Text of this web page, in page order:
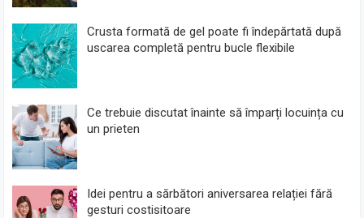
Crusta formată de gel poate fi îndepărtată după
uscarea completă pentru bucle flexibile
Ce trebuie discutat înainte să împarți locuința cu
un prieten
Idei pentru a sărbători aniversarea relației fără
gesturi costisitoare